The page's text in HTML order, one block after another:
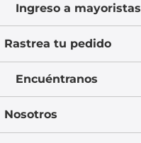
Ingreso a mayoristas
Rastrea tu pedido
Encuéntranos
Nosotros